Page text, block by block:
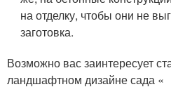
на отделку, чтобы они не
заготовка.
Возможно вас заинтересует
ландшафтном дизайне сада «